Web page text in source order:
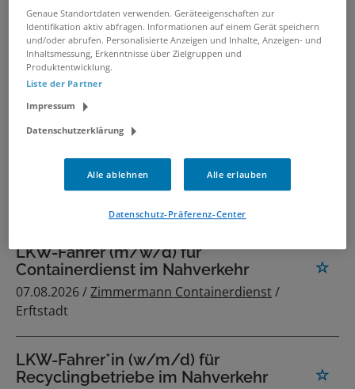
LKW-Fahrer*in (w/m/d) in
Hannover
07.08.2026 /Veolia Umweltservice Nord GmbH
Tankwagenfahrer (m/w/d) mit
Hängerzug
LKW-Fahrer (m/w/d) für
Containerdienst im Nahverkehr
07.08.2026 /Zimmermann Containerdienst/
Erftstadt
LKW-Fahrer*in (w/m/d) für
Recyclingbetriebe im Nahverkehr
Genaue Standortdaten verwenden. Geräteeigenschaften zur
Identifikation aktiv abfragen. Informationen auf einem Gerät speichern
und/oder abrufen. Personalisierte Anzeigen und Inhalte, Anzeigen- und
Inhaltsmessung, Erkenntnisse über Zielgruppen und
Produktentwicklung.
Liste der Partner
Impressum
Datenschutzerklärung
Alle ablehnen Alle erlauben
Datenschutz-Präferenz-Center